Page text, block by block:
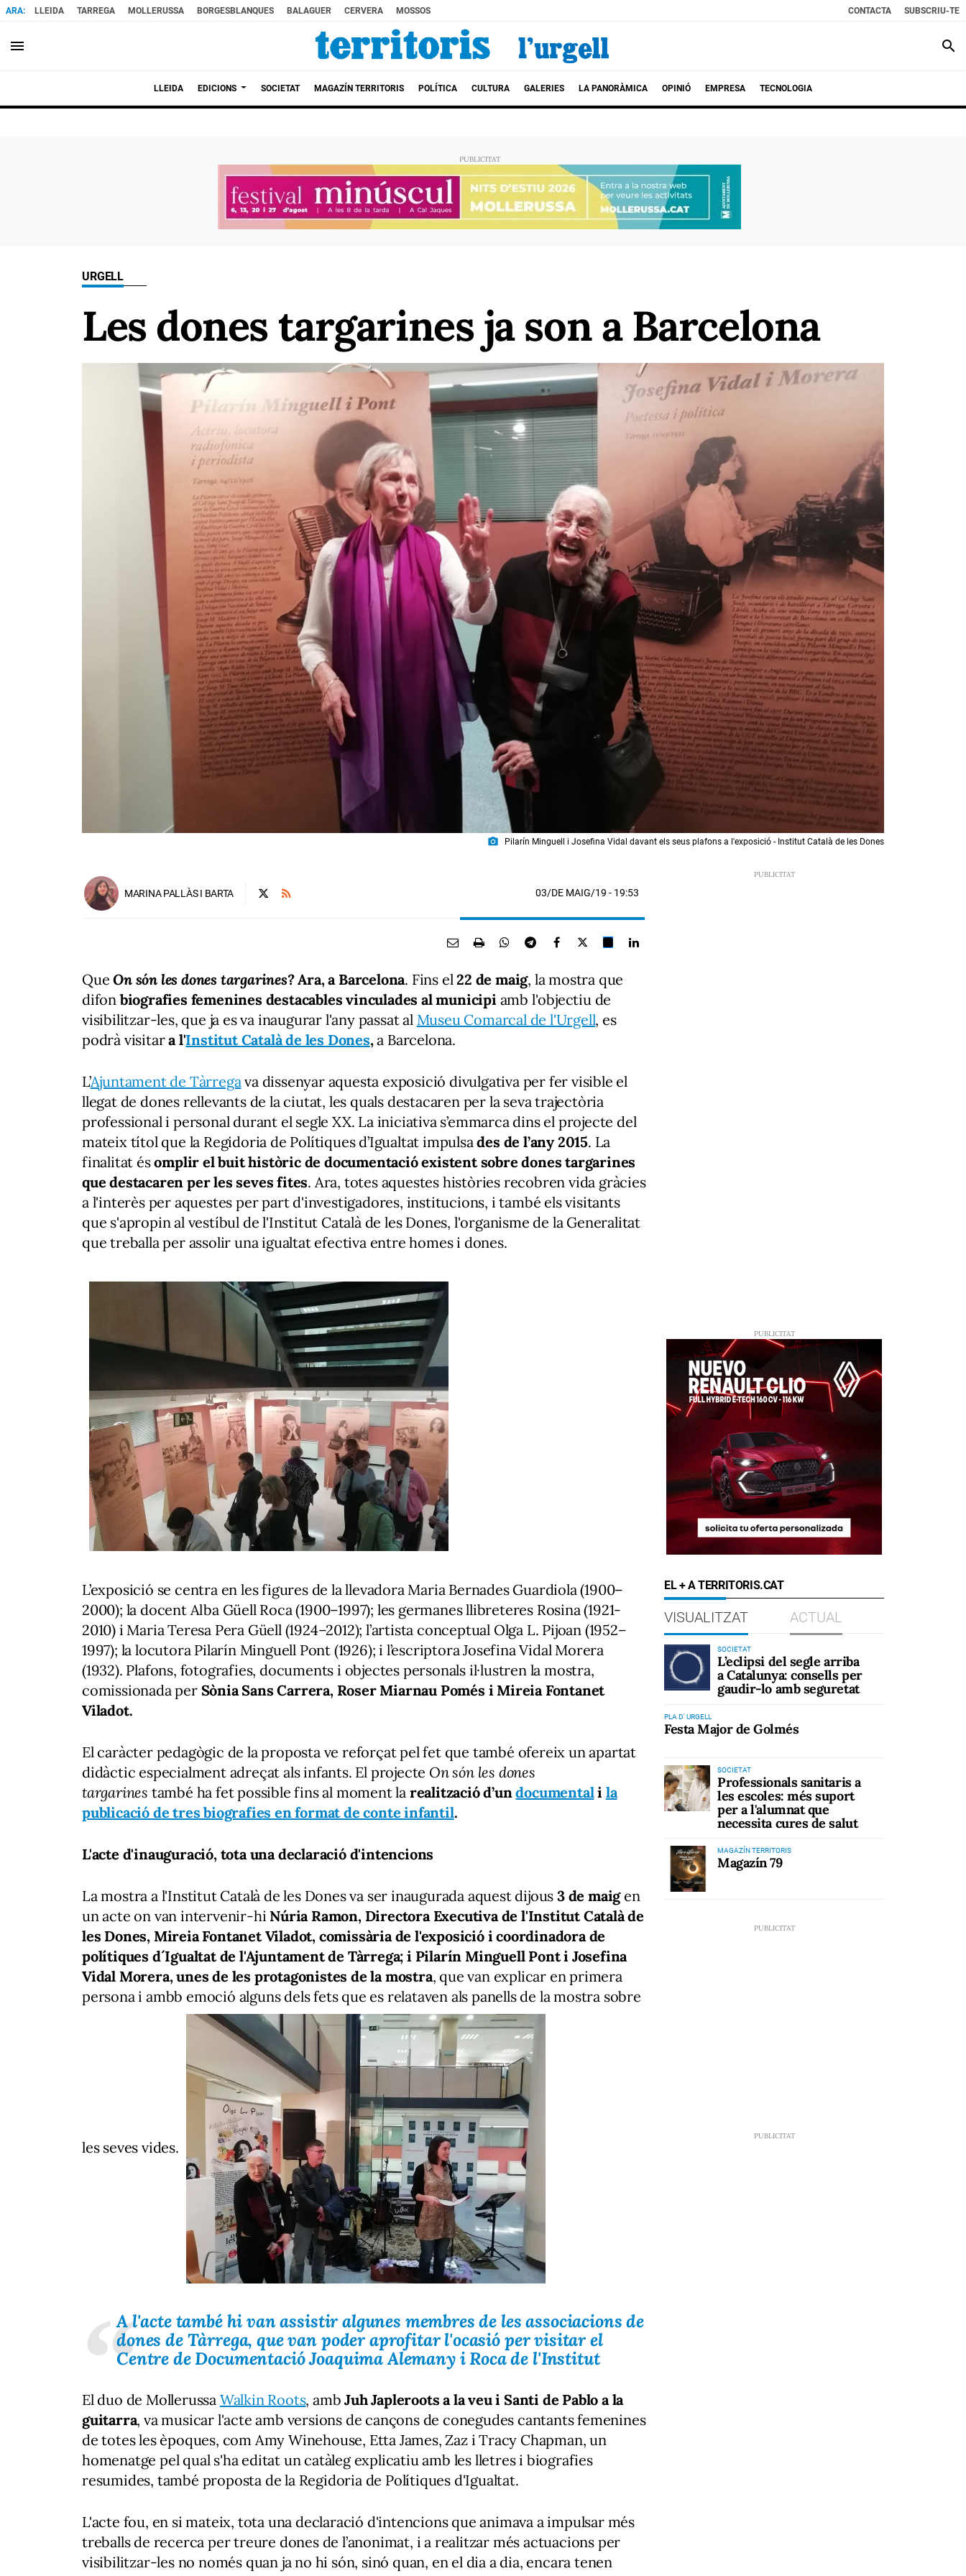
LLEIDA TARREGA MOLLERUSSA BORGESBLANQUES BALAGUER CERVERA MOSSOS CONTACTA SUBSCRIU-TE
menu search
LLEIDA EDICIONS SOCIETAT MAGAZÍN TERRITORIS POLÍTICA CULTURA GALERIES LA PANORÀMICA OPINIÓ EMPRESA TECNOLOGIA
URGELL
Les dones targarines ja son a Barcelona
photo_camera Pilarín Minguell i Josefina Vidal davant els seus plafons a l'exposició - Institut Català de les Dones
MARINA PALLÀS I BARTA 03/DE MAIG/19 - 19:53
QueOn són les dones targarines?Ara, a Barcelona. Fins el22 de maig, la mostra que
difon biografies femenines destacables vinculades al municipi amb l'objectiu de
visibilitzar-les, que ja es va inaugurar l'any passat al Museu Comarcal de l'Urgell, es
podrà visitara l'Institut Català de les Dones, a Barcelona.
L’Ajuntament de Tàrrega va dissenyar aquesta exposició divulgativa per fer visible el
llegat de dones rellevants de la ciutat, les quals destacaren per la seva trajectòria
professional i personal durant el segle XX. La iniciativa s’emmarca dins el projecte del
mateix títol que la Regidoria de Polítiques d’Igualtat impulsades de l’any 2015. La
finalitat ésomplir el buit històric de documentació existent sobre dones targarines
que destacaren per les seves fites. Ara, totes aquestes històries recobren vida gràcies
a l'interès per aquestes per part d'investigadores, institucions, i també els visitants
que s'apropin al vestíbul de l'Institut Català de les Dones, l'organisme de la Generalitat
que treballa per assolir una igualtat efectiva entre homes i dones.
L’exposició se centra en les figures de la llevadora Maria Bernades Guardiola (1900–
2000); la docent Alba Güell Roca (1900–1997); les germanes llibreteres Rosina (1921-
2010) i Maria Teresa Pera Güell (1924–2012); l’artista conceptual Olga L. Pijoan (1952–
1997); la locutora Pilarín Minguell Pont (1926); i l’escriptora Josefina Vidal Morera
(1932). Plafons, fotografies, documents i objectes personals il·lustren la mostra,
comissionada per Sònia Sans Carrera, Roser Miarnau Pomés i Mireia Fontanet
Viladot.
El caràcter pedagògic de la proposta ve reforçat pel fet que també ofereix un apartat
didàctic especialment adreçat als infants. El projecte On són les dones
targarines també ha fet possible fins al moment la realització d’undocumentali la
publicació de tres biografies en format de conte infantil.
L'acte d'inauguració, tota una declaració d'intencions
La mostra a l'Institut Català de les Dones va ser inaugurada aquest dijous 3 de maigen
un acte on van intervenir-hi Núria Ramon, Directora Executiva de l'Institut Català de
les Dones, Mireia Fontanet Viladot, comissària de l'exposició i coordinadora de
polítiques d´Igualtat de l'Ajuntament de Tàrrega; i Pilarín Minguell Pont i Josefina
Vidal Morera, unes de les protagonistes de la mostra, que van explicar en primera
persona i ambb emoció alguns dels fets que es relataven als panells de la mostra sobre
les seves vides.
A l'acte també hi van assistir algunes membres de les associacions de
dones de Tàrrega, que van poder aprofitar l'ocasió per visitar el
Centre de Documentació Joaquima Alemany i Roca de l'Institut
El duo de Mollerussa Walkin Roots, ambJuh Japleroots a la veu i Santi de Pablo a la
guitarra, va musicar l'acte amb versions de cançons de conegudes cantants femenines
de totes les èpoques, com Amy Winehouse, Etta James, Zaz i Tracy Chapman, un
homenatge pel qual s'ha editat un catàleg explicatiu amb les lletres i biografies
resumides, també proposta de la Regidoria de Polítiques d'Igualtat.
L'acte fou, en si mateix, tota una declaració d'intencions que animava a impulsar més
treballs de recerca per treure dones de l’anonimat, i a realitzar més actuacions per
visibilitzar-les no només quan ja no hi són, sinó quan, en el dia a dia, encara tenen
EL + A TERRITORIS.CAT
VISUALITZAT ACTUAL
SOCIETAT
L’eclipsi del segle arriba
a Catalunya: consells per
gaudir-lo amb seguretat
PLA D' URGELL
Festa Major de Golmés
SOCIETAT
Professionals sanitaris a
les escoles: més suport
per a l'alumnat que
necessita cures de salut
MAGAZÍN TERRITORIS
Magazín 79